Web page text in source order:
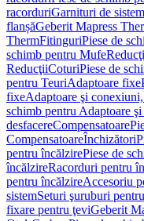
racorduriGarnituri de sistem
flanșăGeberit Mapress
ThermFitinguriPiese de
schimb pentru Mufe
ReducţiiCoturiPiese de
pentru TeuriAdaptoare fixe
fixeAdaptoare şi
schimb pentru Adaptoare
desfacereCompensatoare
CompensatoareÎnchizători
pentru încălzirePiese de
încălzireRacorduri pentru
pentru încălzireAccesoriu
sistemSeturi şuruburi
fixare pentru ţeviGeberit